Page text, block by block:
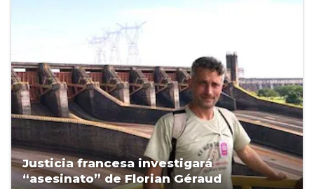
Justicia francesa investigará
“asesinato” de Florian Géraud